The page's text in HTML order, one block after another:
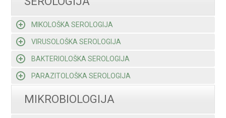
MIKOLOŠKA SEROLOGIJA
VIRUSOLOŠKA SEROLOGIJA
BAKTERIOLOŠKA SEROLOGIJA
PARAZITOLOŠKA SEROLOGIJA
MIKROBIOLOGIJA